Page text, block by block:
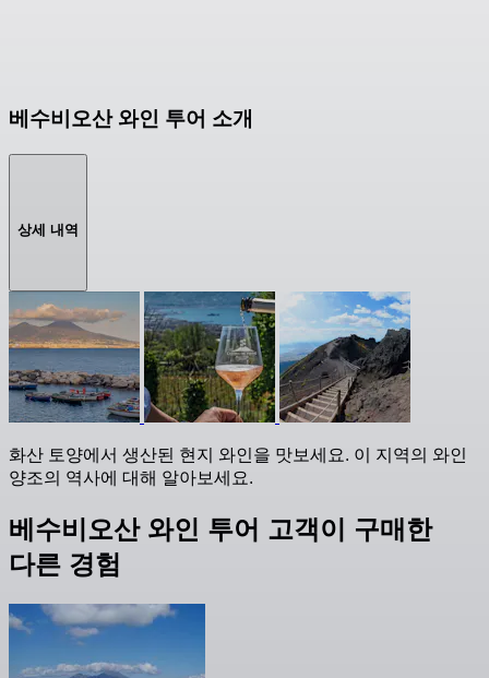
베수비오산 와인 투어 소개
상세 내역
화산 토양에서 생산된 현지 와인을 맛보세요. 이 지역의 와인
양조의 역사에 대해 알아보세요.
베수비오산 와인 투어 고객이 구매한
다른 경험